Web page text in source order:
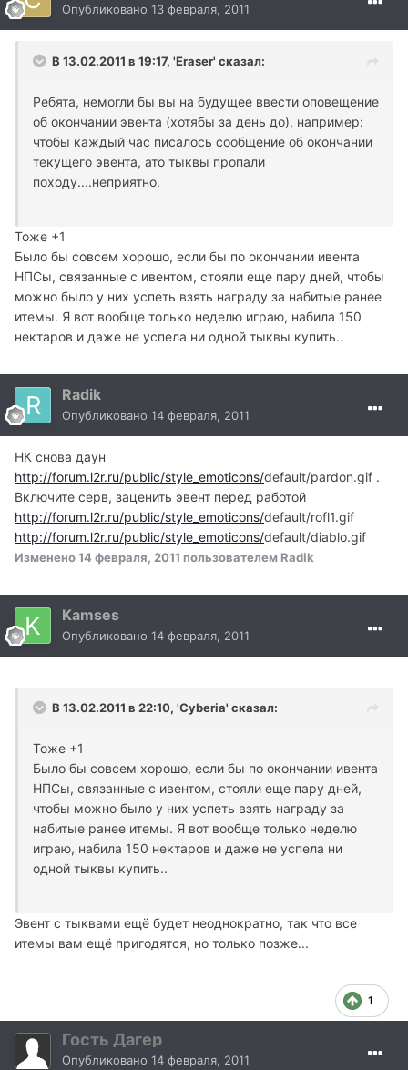
Опубликовано 13 февраля, 2011
В 13.02.2011 в 19:17, 'Eraser' сказал:
Ребята, немогли бы вы на будущее ввести оповещение
об окончании эвента (хотябы за день до), например:
чтобы каждый час писалось сообщение об окончании
текущего эвента, ато тыквы пропали
походу....неприятно.
Тоже +1
Было бы совсем хорошо, если бы по окончании ивента
НПСы, связанные с ивентом, стояли еще пару дней, чтобы
можно было у них успеть взять награду за набитые ранее
итемы. Я вот вообще только неделю играю, набила 150
нектаров и даже не успела ни одной тыквы купить..
Radik
Опубликовано 14 февраля, 2011
НК снова даун
http://forum.l2r.ru/public/style_emoticons/default/pardon.gif .
Включите серв, заценить эвент перед работой
http://forum.l2r.ru/public/style_emoticons/default/rofl1.gif
http://forum.l2r.ru/public/style_emoticons/default/diablo.gif
Изменено14 февраля, 2011 пользователем Radik
Kamses
Опубликовано 14 февраля, 2011
В 13.02.2011 в 22:10, 'Cyberia' сказал:
Тоже +1
Было бы совсем хорошо, если бы по окончании ивента
НПСы, связанные с ивентом, стояли еще пару дней,
чтобы можно было у них успеть взять награду за
набитые ранее итемы. Я вот вообще только неделю
играю, набила 150 нектаров и даже не успела ни
одной тыквы купить..
Эвент с тыквами ещё будет неоднократно, так что все
итемы вам ещё пригодятся, но только позже...
1
Гость Дагер
Опубликовано 14 февраля, 2011